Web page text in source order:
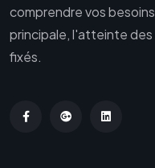
comprendre vos
principale, l'atteinte
fixés.